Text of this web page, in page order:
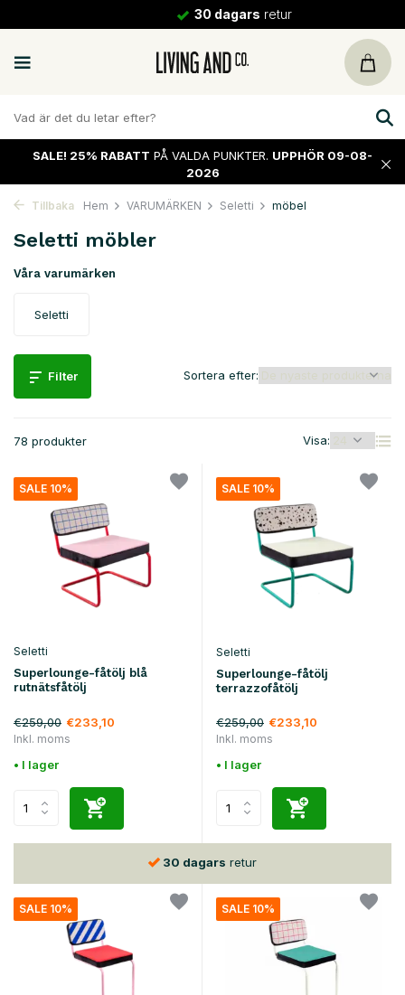
30 dagarsretur
SALE! 25% RABATT PÅ VALDA PUNKTER. UPPHÖR 09-08-
2026
Tillbaka Hem VARUMÄRKEN Seletti möbel
Seletti möbler
Våra varumärken
Seletti
Filter
78 produkter Visa:
Sortera efter:
SALE 10%
Seletti
Superlounge-fåtölj blå
rutnätsfåtölj
€259,00 €233,10
Inkl. moms
• I lager
SALE 10%
Seletti
Superlounge-fåtölj
terrazzofåtölj
€259,00 €233,10
Inkl. moms
• I lager
30 dagars retur
SALE 10% SALE 10%